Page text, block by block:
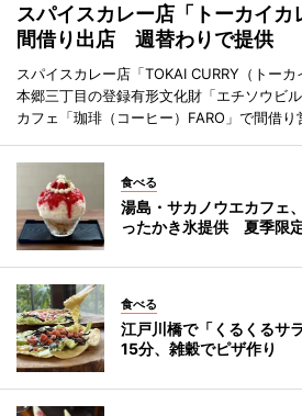
スパイスカレー店「トーカイカ
間借り出店 週替わりで提供
スパイスカレー店「TOKAI CURRY（トーカ
本郷三丁目の登録有形文化財「エチソウビ
カフェ「珈琲（コーヒー）FARO」で間借り
食べる
湯島・サカノウエカフェ
ったかき氷提供 夏季限
食べる
江戸川橋で「くるくるサ
15分、雑穀でピザ作り